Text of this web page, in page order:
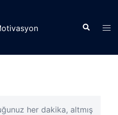
Search
her dakika, altmış